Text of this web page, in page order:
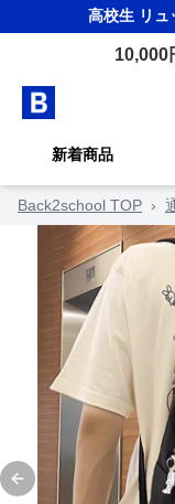
高校生 リュ
10,000
新着商品
Back2school TOP ›
Previous slide